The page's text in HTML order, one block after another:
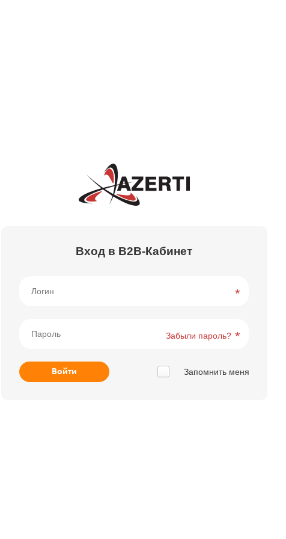
Вход в B2B-Кабинет
Забыли пароль?
Запомнить меня